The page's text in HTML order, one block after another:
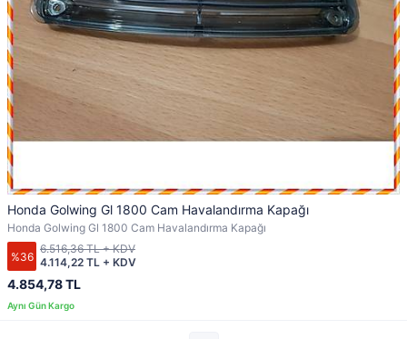
Honda Golwing Gl 1800 Cam Havalandırma Kapağı
Honda Golwing Gl 1800 Cam Havalandırma Kapağı
%36
4.854,78 TL
4.114,22 TL + KDV
6.516,36 TL + KDV